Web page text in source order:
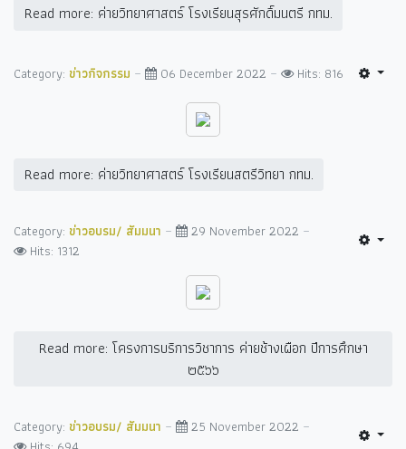
Read more: ค่ายวิทยาศาสตร์ โรงเรียนสุรศักดิ์มนตรี กทม.
Category: ข่าวกิจกรรม 06 December 2022 Hits: 816
Read more: ค่ายวิทยาศาสตร์ โรงเรียนสตรีวิทยา กทม.
Category: ข่าวอบรม/ สัมมนา
29 November 2022
Hits: 1312
Read more: โครงการบริการวิชาการ ค่ายช้างเผือก ปีการศึกษา
๒๕๖๖
Category: ข่าวอบรม/ สัมมนา
25 November 2022